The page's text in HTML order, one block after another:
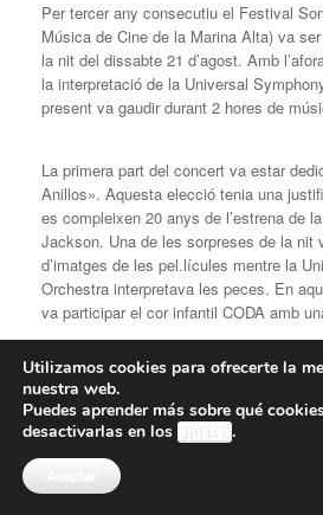
Per tercer any consecutiu el Festival
Música de Cine de la Marina Alta) va
la nit del dissabte 21 d’agost. Amb
la interpretació de la Universal
present va gaudir durant 2 hores de
La primera part del concert va estar
Anillos». Aquesta elecció tenia una
es compleixen 20 anys de l’estrena de
Jackson. Una de les sorpreses de la nit
d’imatges de les pel.lícules mentre la
Orchestra interpretava les peces. En
va participar el cor infantil CODA amb
La segona part va estar dirigida també a
no estaven massa familiaritzades amb
i sí amb la banda sonora de pel.lícules
«Lawrence de Arabia», «Lo que el
Magníficos» o «Rocky», on la gent va
En aquesta segona part també es van
Utilizamos cookies para ofrecerte la
nuestra web.
Puedes aprender más sobre qué
desactivarlas en los ajustes.